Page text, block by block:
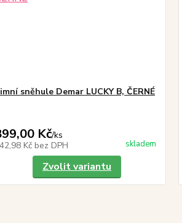
sněhule Demar LUCKY B, ČERNÉ
Kč/ks
Kč bez DPH skladem
Zvolit variantu